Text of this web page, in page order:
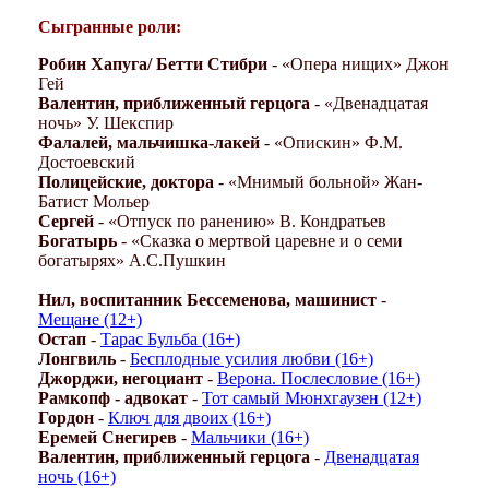
Сыгранные роли:
Робин Хапуга/ Бетти Стибри - «Опера нищих» Джон
Гей
Валентин, приближенный герцога - «Двенадцатая
ночь» У. Шекспир
Фалалей, мальчишка-лакей - «Опискин» Ф.М.
Достоевский
Полицейские, доктора - «Мнимый больной» Жан-
Батист Мольер
Сергей - «Отпуск по ранению» В. Кондратьев
Богатырь - «Сказка о мертвой царевне и о семи
богатырях» А.С.Пушкин
Нил, воспитанник Бессеменова, машинист -
Мещане (12+)
Остап - Тарас Бульба (16+)
Лонгвиль - Бесплодные усилия любви (16+)
Джорджи, негоциант - Верона. Послесловие (16+)
Рамкопф - адвокат - Тот самый Мюнхгаузен (12+)
Гордон - Ключ для двоих (16+)
Еремей Снегирев - Мальчики (16+)
Валентин, приближенный герцога - Двенадцатая
ночь (16+)